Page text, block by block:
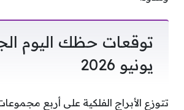
يونيو 2026
تتوزع الأبراج الفلكية على أربع